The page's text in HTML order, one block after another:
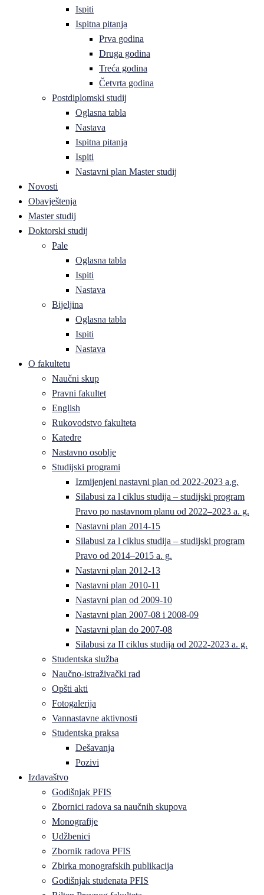
Ispiti
Ispitna pitanja
Prva godina
Druga godina
Treća godina
Četvrta godina
Postdiplomski studij
Oglasna tabla
Nastava
Ispitna pitanja
Ispiti
Nastavni plan Master studij
Novosti
Obavještenja
Master studij
Doktorski studij
Pale
Oglasna tabla
Ispiti
Nastava
Bijeljina
Oglasna tabla
Ispiti
Nastava
O fakultetu
Naučni skup
Pravni fakultet
English
Rukovodstvo fakulteta
Katedre
Nastavno osoblje
Studijski programi
Izmijenjeni nastavni plan od 2022-2023 a.g.
Silabusi za l ciklus studija – studijski program
Pravo po nastavnom planu od 2022–2023 a. g.
Nastavni plan 2014-15
Silabusi za l ciklus studija – studijski program
Pravo od 2014–2015 a. g.
Nastavni plan 2012-13
Nastavni plan 2010-11
Nastavni plan od 2009-10
Nastavni plan 2007-08 i 2008-09
Nastavni plan do 2007-08
Silabusi za II ciklus studija od 2022-2023 a. g.
Studentska služba
Naučno-istraživački rad
Opšti akti
Fotogalerija
Vannastavne aktivnosti
Studentska praksa
Dešavanja
Pozivi
Izdavaštvo
Godišnjak PFIS
Zbornici radova sa naučnih skupova
Monografije
Udžbenici
Zbornik radova PFIS
Zbirka monografskih publikacija
Godišnjak studenata PFIS